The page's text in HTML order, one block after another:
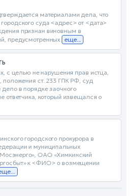
материалами дела, что
суда <адрес> от <дата>
признан виновным в
предусмотренных еще...
с целью не нарушения прав истца,
положения ст. 233 ГПК РФ, суд
в порядке заочного
ответчика, который извещался о
городского прокурора в
и муниципальных
ОАО «Химкинский
к <ФИО> о возмещении